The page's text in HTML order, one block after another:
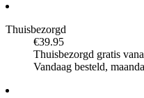
Thuisbezorgd
€39.95
Thuisbezorgd gratis
Vandaag besteld,